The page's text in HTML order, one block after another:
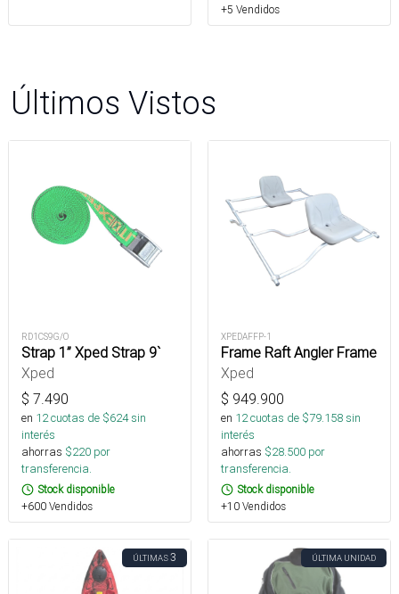
+5 Vendidos
Últimos Vistos
RD1CS9G/O
Strap 1” Xped Strap 9`
Xped
$ 7.490
en 12cuotas de $624sin
interés
ahorras $220 por
transferencia.
Stock disponible
+600 Vendidos
XPEDAFFP-1
Frame Raft Angler Frame
Xped
$ 949.900
en 12cuotas de $79.158sin
interés
ahorras $28.500 por
transferencia.
Stock disponible
+10 Vendidos
ÚLTIMAS3 ÚLTIMA UNIDAD